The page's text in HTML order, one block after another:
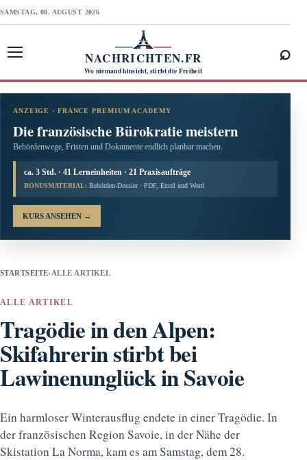
SAMSTAG, 08. AUGUST 2026
NACHRICHTEN.FR
Wo niemand hinsieht, stirbt die Freiheit
⌕
ANZEIGE · FRANCE PREMIUM ACADEMY
Die französische Bürokratie meistern
Behördenwege, Fristen und Dokumente endlich planbar machen.
ca. 3 Std. · 41 Lerneinheiten · 21 Praxisaufträge
BONUSMATERIAL: Behörden-Dossier · PDF, Excel und Word
KURS ANSEHEN →
STARTSEITE› ALLE ARTIKEL
ALLE ARTIKEL
Tragödie in den Alpen:
Skifahrerin stirbt bei
Lawinenunglück in Savoie
Ein harmloser Winterausflug endete in einer Tragödie. In
der französischen Region Savoie, in der Nähe der
Skistation La Norma, kam es am Samstag, dem 28.